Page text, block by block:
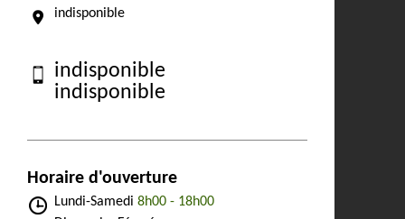
indisponible
indisponible
indisponible
Horaire d'ouverture
Lundi-Samedi 8h00 - 18h00